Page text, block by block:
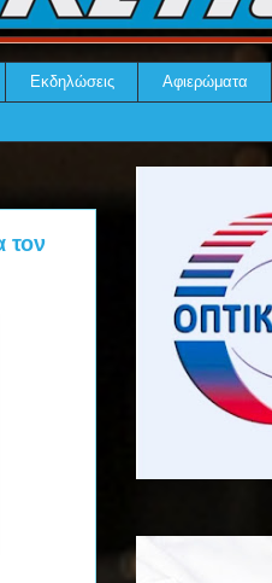
Εκδηλώσεις Αφιερώματα
τον